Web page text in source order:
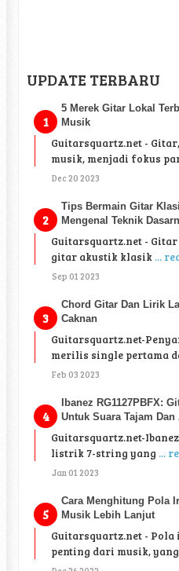
UPDATE TERBARU
5 Merek Gitar Lokal
Musik
Guitarsquartz.net -
musik, menjadi fokus
Dec 20 2023
Tips Bermain Gitar
Mengenal Teknik
Guitarsquartz.net -
gitar akustik klasik ...
Sep 01 2023
Chord Gitar Dan Lirik
Caknan
Guitarsquartz.net-
merilis single pertama
Feb 03 2023
Ibanez RG1127PBFX:
Untuk Suara Tajam
Guitarsquartz.net-
listrik 7-string yang ...
Jan 01 2023
Cara Menghitung Pola
Musik Lebih Lanjut
Guitarsquartz.net -
penting dari musik, yang